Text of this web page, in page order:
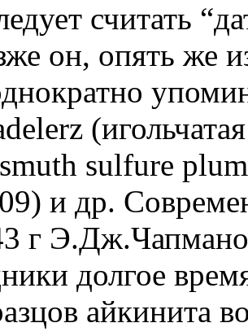
считать
он, опять же
sulfure
и др.
г
долгое
айкинита